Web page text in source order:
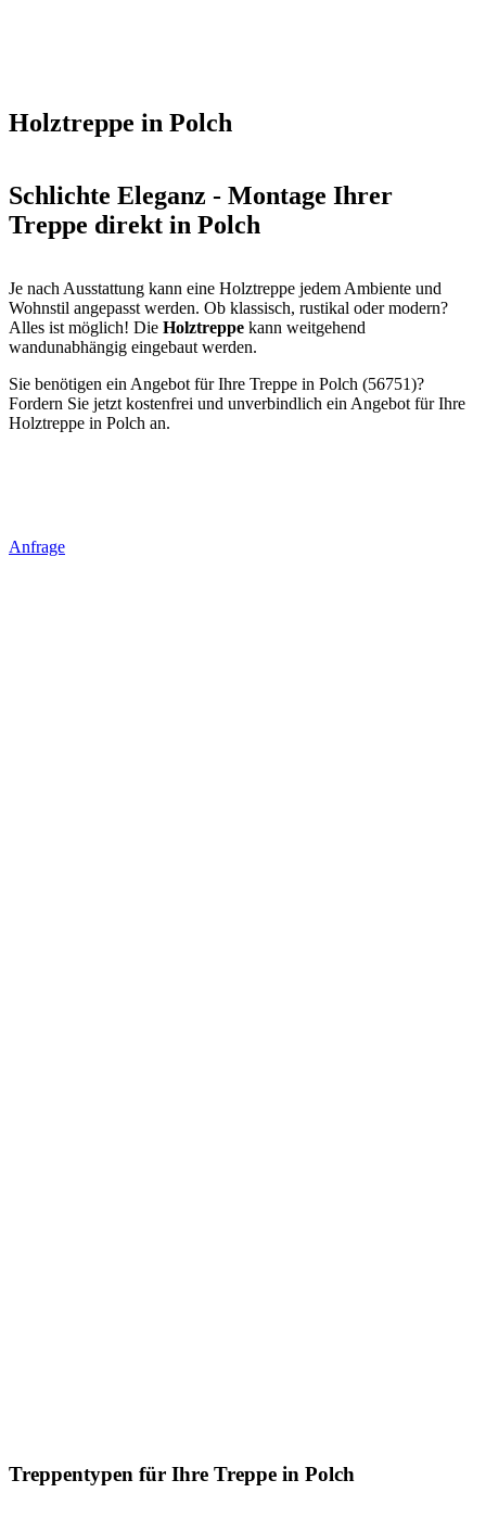
Holztreppe in Polch
Schlichte Eleganz - Montage Ihrer
Treppe direkt in Polch
Je nach Ausstattung kann eine Holztreppe jedem Ambiente und
Wohnstil angepasst werden. Ob klassisch, rustikal oder modern?
Alles ist möglich! Die Holztreppe kann weitgehend
wandunabhängig eingebaut werden.
Sie benötigen ein Angebot für Ihre Treppe in Polch (56751)?
Fordern Sie jetzt kostenfrei und unverbindlich ein Angebot für Ihre
Holztreppe in Polch an.
Anfrage
Treppentypen für Ihre Treppe in Polch